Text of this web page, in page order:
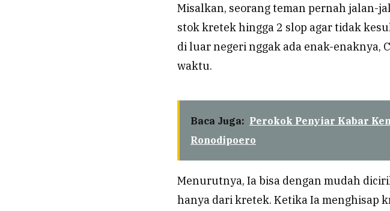
Misalkan, seorang teman pernah jalan-
stok kretek hingga 2 slop agar tidak
di luar negeri nggak ada enak-enaknya,
waktu.
Baca Juga: Perokok Penyiar Kabar
Ronodipoero
Menurutnya, Ia bisa dengan mudah
hanya dari kretek. Ketika Ia menghisap